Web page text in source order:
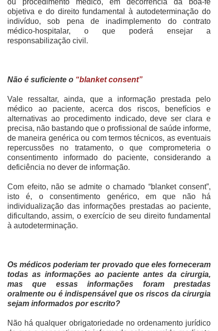
ou procedimento médico, em decorrência da boa-fé
objetiva e do direito fundamental à autodeterminação do
indivíduo, sob pena de inadimplemento do contrato
médico-hospitalar, o que poderá ensejar a
responsabilização civil.
Não é suficiente o “blanket consent”
Vale ressaltar, ainda, que a informação prestada pelo
médico ao paciente, acerca dos riscos, benefícios e
alternativas ao procedimento indicado, deve ser clara e
precisa, não bastando que o profissional de saúde informe,
de maneira genérica ou com termos técnicos, as eventuais
repercussões no tratamento, o que comprometeria o
consentimento informado do paciente, considerando a
deficiência no dever de informação.
Com efeito, não se admite o chamado “blanket consent”,
isto é, o consentimento genérico, em que não há
individualização das informações prestadas ao paciente,
dificultando, assim, o exercício de seu direito fundamental
à autodeterminação.
Os médicos poderiam ter provado que eles forneceram
todas as informações ao paciente antes da cirurgia,
mas que essas informações foram prestadas
oralmente ou é indispensável que os riscos da cirurgia
sejam informados por escrito?
Não há qualquer obrigatoriedade no ordenamento jurídico